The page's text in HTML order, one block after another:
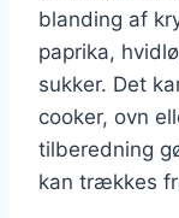
blanding af
paprika,
sukker. Det
cooker, ovn
tilberedning
kan trækkes